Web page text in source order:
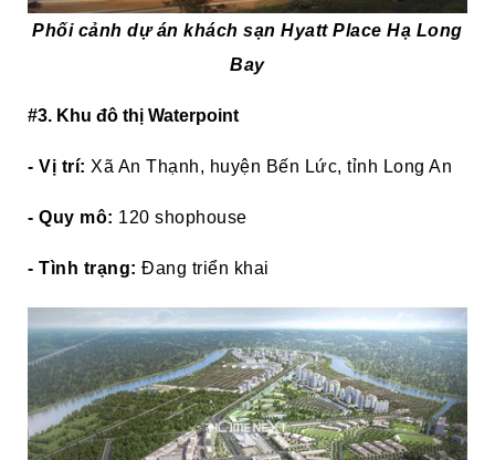
Phối cảnh dự án khách sạn Hyatt Place Hạ Long
Bay
#3. Khu đô thị Waterpoint
- Vị trí: Xã An Thạnh, huyện Bến Lức, tỉnh Long An
- Quy mô: 120 shophouse
- Tình trạng: Đang triển khai